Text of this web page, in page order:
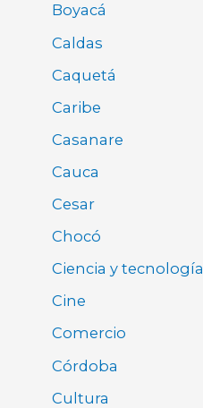
Boyacá
Caldas
Caquetá
Caribe
Casanare
Cauca
Cesar
Chocó
Ciencia y tecnología
Cine
Comercio
Córdoba
Cultura